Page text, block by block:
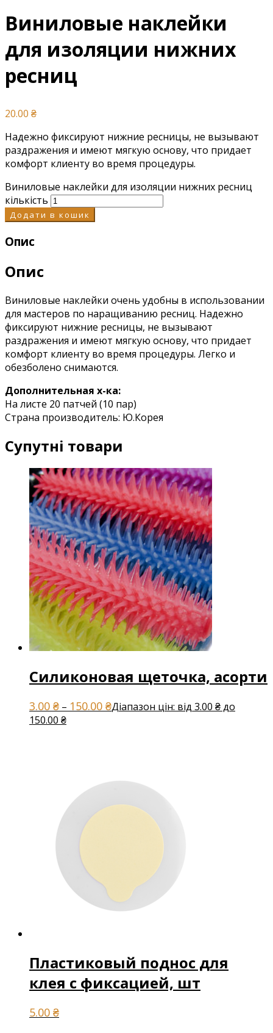
Виниловые наклейки
для изоляции нижних
ресниц
20.00 ₴
Надежно фиксируют нижние ресницы, не вызывают
раздражения и имеют мягкую основу, что придает
комфорт клиенту во время процедуры.
Виниловые наклейки для изоляции нижних ресниц
кількість
Додати в кошик
Опис
Опис
Виниловые наклейки очень удобны в использовании
для мастеров по наращиванию ресниц. Надежно
фиксируют нижние ресницы, не вызывают
раздражения и имеют мягкую основу, что придает
комфорт клиенту во время процедуры. Легко и
обезболено снимаются.
Дополнительная х-ка:
На листе 20 патчей (10 пар)
Страна производитель: Ю.Корея
Супутні товари
Силиконовая щеточка, асорти
3.00 ₴ – 150.00 ₴Діапазон цін: від 3.00 ₴ до
150.00 ₴
Пластиковый поднос для
клея с фиксацией, шт
5.00 ₴